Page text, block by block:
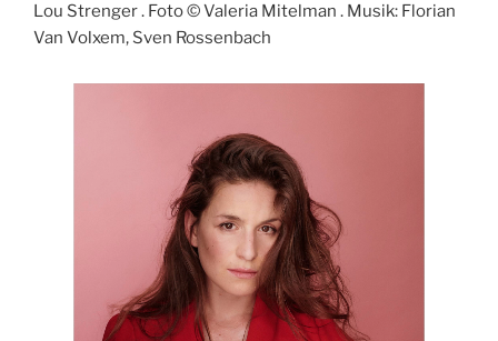
Lou Strenger . Foto © Valeria Mitelman . Musik: Florian
Van Volxem, Sven Rossenbach